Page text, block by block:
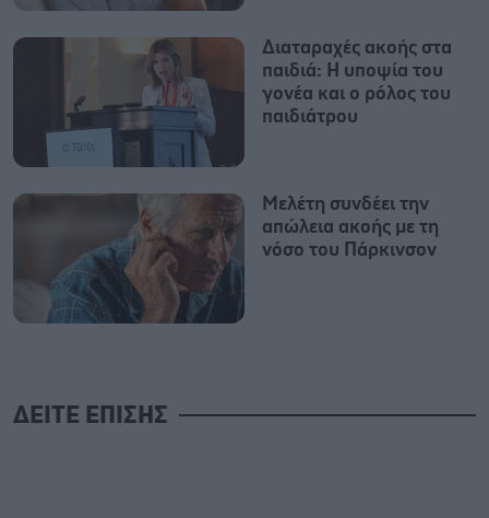
Διαταραχές ακοής στα
παιδιά: Η υποψία του
γονέα και ο ρόλος του
παιδιάτρου
Μελέτη συνδέει την
απώλεια ακοής με τη
νόσο του Πάρκινσον
ΔΕΙΤΕ ΕΠΙΣΗΣ